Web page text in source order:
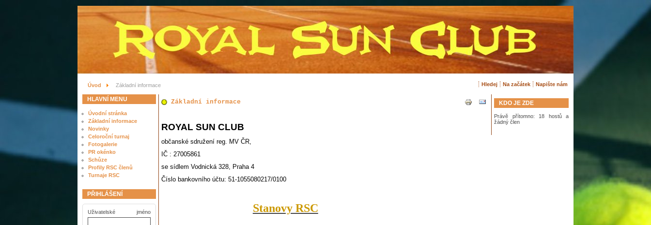
Úvod Základní informace Hledej Na začátek Napište nám
HLAVNÍ MENU
Úvodní stránka
Základní informace
Novinky
Celoroční turnaj
Fotogalerie
PR okénko
Schůze
Profily RSC členů
Turnaje RSC
PŘIHLÁŠENÍ
Uživatelské jméno
Základní informace
ROYAL SUN CLUB
občanské sdružení reg. MV ČR,
IČ : 27005861
se sídlem Vodnická 328, Praha 4
Číslo bankovního účtu: 51-1055080217/0100
Stanovy RSC
KDO JE ZDE
Právě přítomno: 18 hostů a
žádný člen